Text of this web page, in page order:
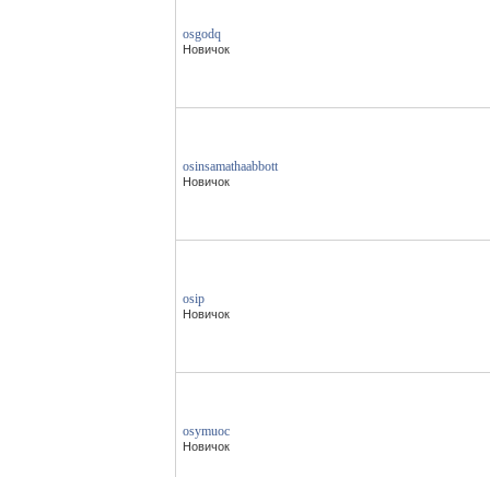
osgodq
Новичок
osinsamathaabbott
Новичок
osip
Новичок
osymuoc
Новичок